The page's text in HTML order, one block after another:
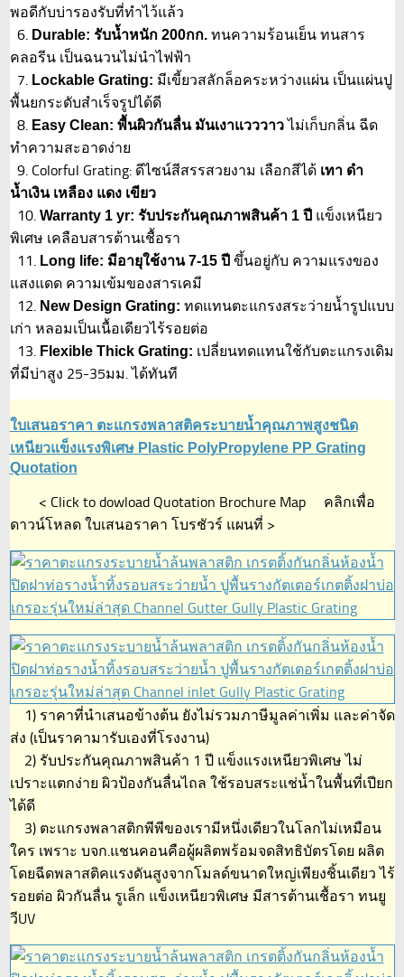
พอดีกับบ่ารองรับที่ทำไว้แล้ว
6. Durable: รับน้ำหนัก 200กก. ทนความร้อนเย็น ทนสาร
คลอรีน เป็นฉนวนไม่นำไฟฟ้า
7. Lockable Grating: มีเขี้ยวสลักล็อคระหว่างแผ่น เป็นแผ่นปู
พื้นยกระดับสำเร็จรูปได้ดี
8. Easy Clean: พื้นผิวกันลื่น มันเงาแวววาวไม่เก็บกลิ่น ฉีด
ทำความสะอาดง่าย
9. Colorful Grating: ดีไซน์สีสรรสวยงาม เลือกสีได้ เทา ดำ
น้ำเงิน เหลือง แดง เขียว
10. Warranty 1 yr: รับประกันคุณภาพสินค้า 1 ปี แข็งเหนียว
พิเศษ เคลือบสารต้านเชื้อรา
11. Long life: มีอายุใช้งาน 7-15 ปี ขึ้นอยู่กับ ความแรงของ
แสงแดด ความเข้มของสารเคมี
12. New Design Grating: ทดแทนตะแกรงสระว่ายน้ำรูปแบบ
เก่า หลอมเป็นเนื้อเดียวไร้รอยต่อ
13. Flexible Thick Grating: เปลี่ยนทดแทนใช้กับตะแกรงเดิม
ที่มีบ่าสูง 25-35มม. ได้ทันที
ใบเสนอราคา ตะแกรงพลาสติคระบายน้ำคุณภาพสูงชนิด
เหนียวแข็งแรงพิเศษ Plastic PolyPropylene PP Grating
Quotation
< Click to dowload Quotation Brochure Map คลิกเพื่อ
ดาวน์โหลด ใบเสนอราคา โบรชัวร์ แผนที่ >
1) ราคาที่นำเสนอข้างต้น ยังไม่รวมภาษีมูลค่าเพิ่ม และค่าจัด
ส่ง (เป็นราคามารับเองที่โรงงาน)
2) รับประกันคุณภาพสินค้า 1 ปี แข็งแรงเหนียวพิเศษ ไม่
เปราะแตกง่าย ผิวป้องกันลื่นไถล ใช้รอบสระแช่น้ำในพื้นที่เปียก
ได้ดี
3) ตะแกรงพลาสติกพีพีของเรามีหนึ่งเดียวในโลกไม่เหมือน
ใคร เพราะ บจก.แชนคอนคือผู้ผลิตพร้อมจดสิทธิบัตรโดย ผลิต
โดยฉีดพลาสติคแรงดันสูงจากโมลด์ขนาดใหญ่เพียงชิ้นเดียว ไร้
รอยต่อ ผิวกันลื่น รูเล็ก แข็งเหนียวพิเศษ มีสารต้านเชื้อรา ทนยู
วีUV